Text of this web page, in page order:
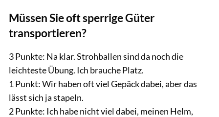
Müssen Sie oft sperrige Güter
transportieren?
3 Punkte: Na klar. Strohballen sind da noch die
leichteste Übung. Ich brauche Platz.
1 Punkt: Wir haben oft viel Gepäck dabei, aber das
lässt sich ja stapeln.
2 Punkte: Ich habe nicht viel dabei, meinen Helm,